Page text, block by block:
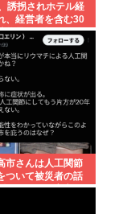
誘拐されホテル経
、経営者を含む30
的暴行。怒った群
有)。ホテルはブル
去
市さんは人工関節
ついて被災者の話
だろ！」⇒高市の